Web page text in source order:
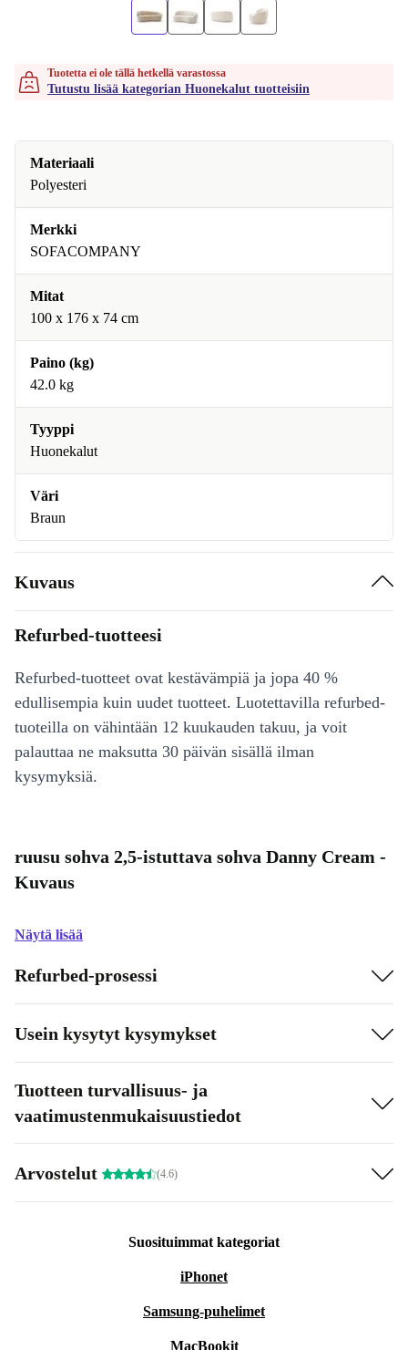
Tuotetta ei ole tällä hetkellä varastossa
Tutustu lisää kategorian Huonekalut tuotteisiin
Materiaali
Polyesteri
Merkki
SOFACOMPANY
Mitat
100 x 176 x 74 cm
Paino (kg)
42.0 kg
Tyyppi
Huonekalut
Väri
Braun
Kuvaus
Refurbed-tuotteesi
Refurbed-tuotteet ovat kestävämpiä ja jopa 40 %
edullisempia kuin uudet tuotteet. Luotettavilla refurbed-
tuoteilla on vähintään 12 kuukauden takuu, ja voit
palauttaa ne maksutta 30 päivän sisällä ilman
kysymyksiä.
ruusu sohva 2,5-istuttava sohva Danny Cream -
Kuvaus
Näytä lisää
Refurbed-prosessi
Usein kysytyt kysymykset
Tuotteen turvallisuus- ja
vaatimustenmukaisuustiedot
Arvostelut (4.6)
Suosituimmat kategoriat
iPhonet
Samsung-puhelimet
MacBookit